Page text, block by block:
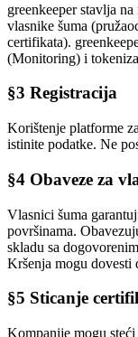
greenkeeper stavlja
vlasnike šuma
certifikata).
(Monitoring) i
§3 Registracija
Korištenje platforme
istinite podatke. Ne
§4 Obaveze za
Vlasnici šuma
površinama.
skladu sa
Kršenja mogu dovesti
§5 Sticanje
Kompanije mogu